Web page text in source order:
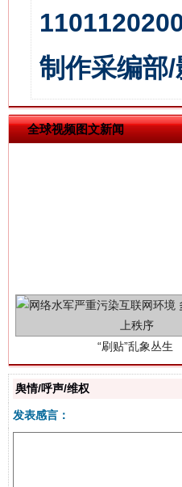
制作采编部
全球视频图文新闻
习近平的博鳌关键
舆情/呼声/维权
发表感言：